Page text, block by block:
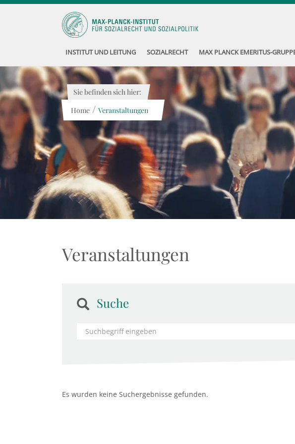
INSTITUT UND LEITUNG SOZIALRECHT MAX PLANCK EMERITUS-
Sie befinden sich hier:
Home / Veranstaltungen
Veranstaltungen
Suche
Es wurden keine Suchergebnisse gefunden.